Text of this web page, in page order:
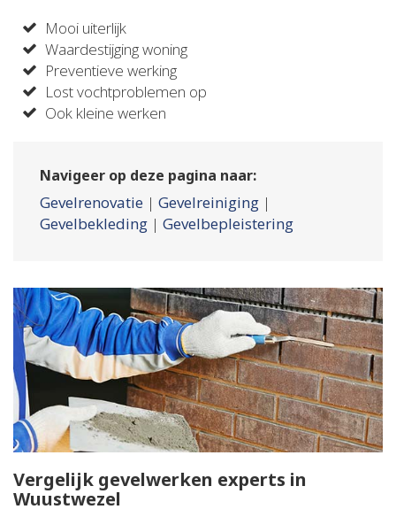
Mooi uiterlijk
Waardestijging woning
Preventieve werking
Lost vochtproblemen op
Ook kleine werken
Navigeer op deze pagina naar:
Gevelrenovatie | Gevelreiniging |
Gevelbekleding | Gevelbepleistering
Vergelijk gevelwerken experts in
Wuustwezel